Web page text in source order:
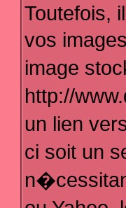
Toutefois,
vos
image
http://
un lien
ci soit un